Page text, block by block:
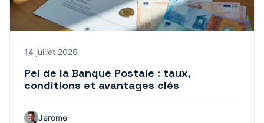
14 juillet 2026
Pel de la Banque Postale : taux,
conditions et avantages clés
Jerome